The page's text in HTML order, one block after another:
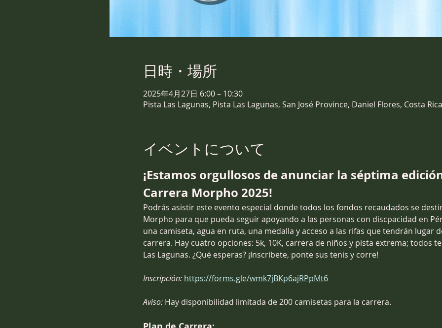
日時・場所
2025年4月27日 6:00 – 10:30
Pista Las Lagunas, Pista Las Lagunas, San José Province, Daniel Flores, Costa Rica
イベントについて
¡Estamos orgullosos de anunciar la séptima
Carrera Morpho 2025!
Podrás asistir este evento especial donde todos los fondos recaudados se
Morpho para que pueda seguir apoyando a las personas con discpacidad en
una camiseta, agua en ruta, una medalla y acceso a las rifas que tendrán lugar
carrera. Hay cuatro opciones: 5k, 10K, carrera de niños y pista extrema; todos
Las Lagunas. ¿Qué esperas? ¡Inscríbete, ponte sus tenis y corre!
Inscripción: https://forms.gle/wmk7jBKp6ajRPpMt6
Aviso: Hay disponibilidad limitada de 200 camisetas para la carrera.